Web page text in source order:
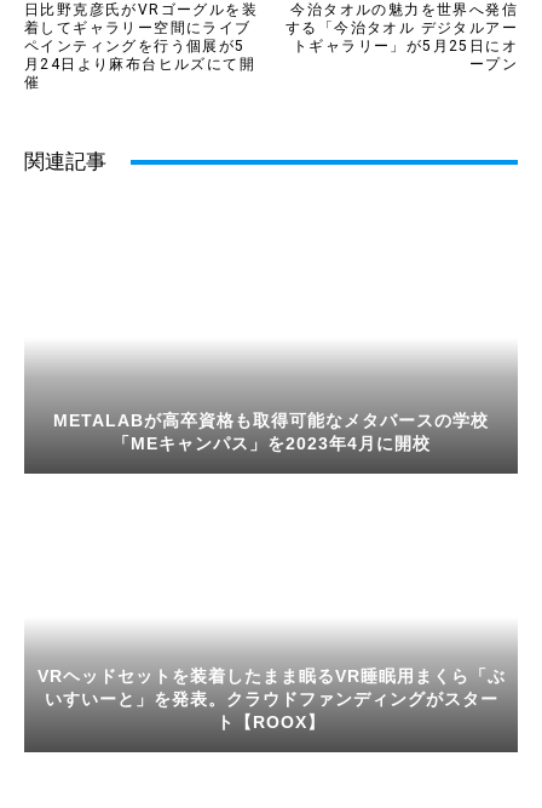
日比野克彦氏がVRゴーグルを装
着してギャラリー空間にライブ
ペインティングを行う個展が5
月24日より麻布台ヒルズにて開
催
今治タオルの魅力を世界へ発信
する「今治タオル デジタルアー
トギャラリー」が5月25日にオ
ープン
関連記事
METALABが高卒資格も取得可能なメタバースの学校
「MEキャンパス」を2023年4月に開校
VRヘッドセットを装着したまま眠るVR睡眠用まくら「ぶ
いすいーと」を発表。クラウドファンディングがスター
ト【ROOX】